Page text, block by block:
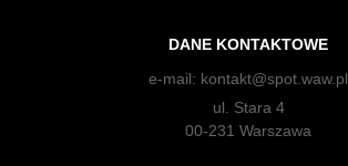
DANE KONTAKTOWE
e-mail: kontakt@spot.waw.pl
ul. Stara 4
00-231 Warszawa